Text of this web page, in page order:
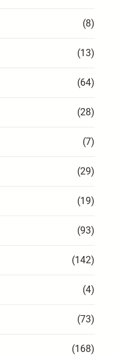
(8)
(13)
(64)
(28)
(7)
(29)
(19)
(93)
(142)
(4)
(73)
(168)